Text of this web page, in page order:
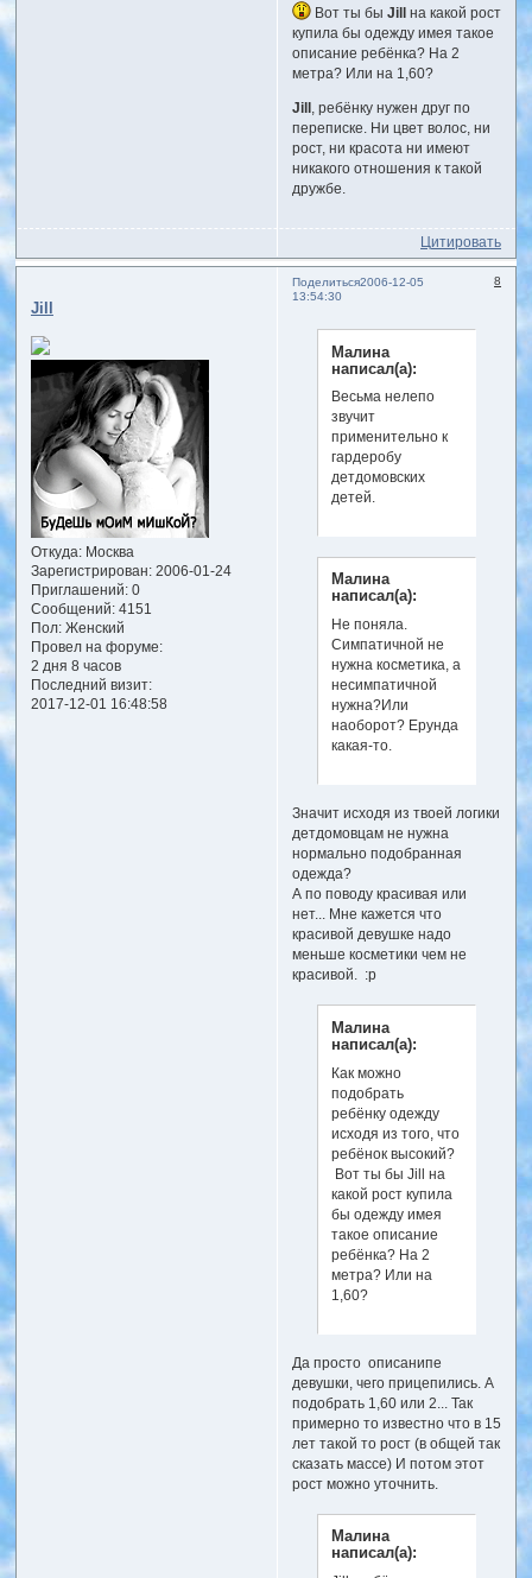
Вот ты бы Jill
на какой рост
купила бы одежду имея такое
описание ребёнка? На 2
метра? Или на 1,60?
Jill
, ребёнку нужен друг по
переписке. Ни цвет волос, ни
рост, ни красота ни имеют
никакого отношения к такой
дружбе.
Цитировать
Поделиться 8
2006-12-05
13:54:30
Jill
Откуда:Москва
Зарегистрирован: 2006-01-24
Приглашений:0
Сообщений:4151
Пол:Женский
Провел на форуме:
2 дня 8 часов
Последний визит:
2017-12-01 16:48:58
Малина
написал(а):
Весьма нелепо
звучит
применительно к
гардеробу
детдомовских
детей.
Малина
написал(а):
Не поняла.
Симпатичной не
нужна косметика, а
несимпатичной
нужна?Или
наоборот? Ерунда
какая-то.
Значит исходя из твоей логики
детдомовцам не нужна
нормально подобранная
одежда?
А по поводу красивая или
нет... Мне кажется что
красивой девушке надо
меньше косметики чем не
красивой. :p
Малина
написал(а):
Как можно
подобрать
ребёнку одежду
исходя из того, что
ребёнок высокий?
Вот ты бы Jill на
какой рост купила
бы одежду имея
такое описание
ребёнка? На 2
метра? Или на
1,60?
Да просто описанипе
девушки, чего прицепились. А
подобрать 1,60 или 2... Так
примерно то известно что в 15
лет такой то рост (в общей так
сказать массе) И потом этот
рост можно уточнить.
Малина
написал(а):